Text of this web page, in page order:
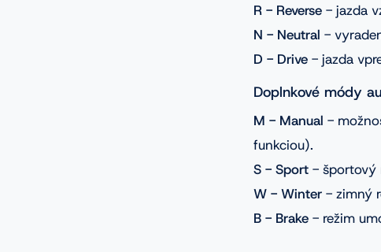
R - Reverse - jazda
N - Neutral -
D - Drive - jazda
Doplnkové módy
M - Manual -
funkciou).
S - Sport - športový
W - Winter - zimný
B - Brake - režim